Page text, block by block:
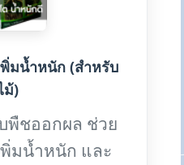
พิ่มน้ำหนัก (สำหรับ
ม้)
พืชออกผล ช่วย
มน้ำหนัก และ